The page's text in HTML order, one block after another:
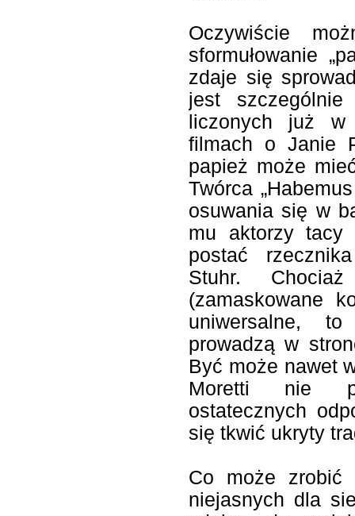
Oczywiście
sformułowanie
zdaje się
jest
liczonych już w
filmach o Janie
papież może
Twórca
osuwania się w
mu aktorzy
postać
Stuhr.
(zamaskowane
uniwersalne,
prowadzą w
Być może nawet
Moretti nie
ostatecznych
się tkwić ukryty
Co może zrobić
niejasnych dla